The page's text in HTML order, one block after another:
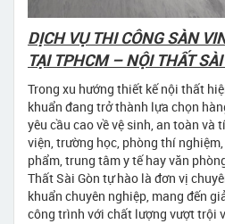
DỊCH VỤ THI CÔNG SÀN
TẠI TPHCM – NỘI THẤT
Trong xu hướng thiết kế nội thất
khuẩn đang trở thành lựa chọn
yêu cầu cao về vệ sinh, an toàn và
viện, trường học, phòng thí
phẩm, trung tâm y tế hay văn
Thất Sài Gòn tự hào là đơn vị
khuẩn chuyên nghiệp, mang đến
công trình với chất lượng vượt trội